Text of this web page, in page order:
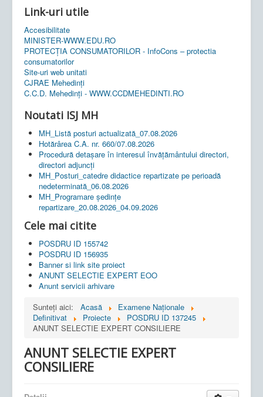
Link-uri utile
Accesibilitate
MINISTER-WWW.EDU.RO
PROTECȚIA CONSUMATORILOR - InfoCons – protectia
consumatorilor
Site-uri web unitati
CJRAE Mehedinți
C.C.D. Mehedinţi - WWW.CCDMEHEDINTI.RO
Noutati ISJ MH
MH_Listă posturi actualizată_07.08.2026
Hotărârea C.A. nr. 660/07.08.2026
Procedură detașare în interesul învățământului directori,
directori adjuncți
MH_Posturi_catedre didactice repartizate pe perioadă
nedeterminată_06.08.2026
MH_Programare ședințe
repartizare_20.08.2026_04.09.2026
Cele mai citite
POSDRU ID 155742
POSDRU ID 156935
Banner si link site proiect
ANUNT SELECTIE EXPERT EOO
Anunt servicii arhivare
Sunteți aici:
Acasă
Examene Naționale
Definitivat
Proiecte
POSDRU ID 137245
ANUNT SELECTIE EXPERT CONSILIERE
ANUNT SELECTIE EXPERT
CONSILIERE